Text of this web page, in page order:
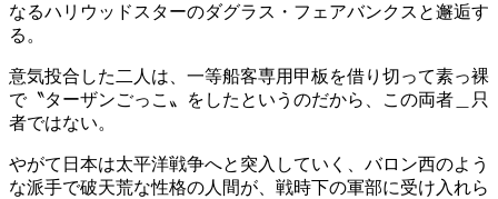
なるハリウッドスターのダグラス・フェアバンクスと邂逅す
る。
意気投合した二人は、一等船客専用甲板を借り切って素っ裸
で〝ターザンごっこ〟をしたというのだから、この両者＿只
者ではない。
やがて日本は太平洋戦争へと突入していく、バロン西のよう
な派手で破天荒な性格の人間が、戦時下の軍部に受け入れら